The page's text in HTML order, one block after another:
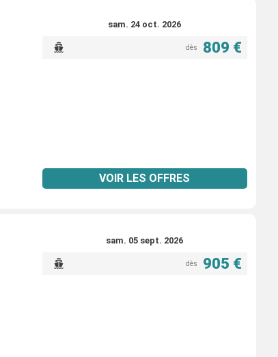
sam. 24 oct. 2026
dès 809 €
VOIR LES OFFRES
sam. 05 sept. 2026
dès 905 €